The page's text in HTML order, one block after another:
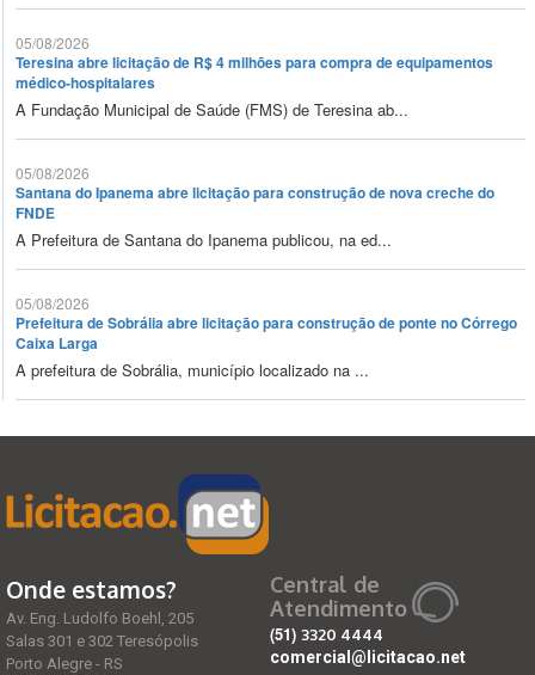
05/08/2026
Teresina abre licitação de R$ 4 milhões para compra de equipamentos
médico-hospitalares
A Fundação Municipal de Saúde (FMS) de Teresina ab...
05/08/2026
Santana do Ipanema abre licitação para construção de nova creche do
FNDE
A Prefeitura de Santana do Ipanema publicou, na ed...
05/08/2026
Prefeitura de Sobrália abre licitação para construção de ponte no Córrego
Caixa Larga
A prefeitura de Sobrália, município localizado na ...
Onde estamos?
Av. Eng. Ludolfo Boehl, 205
Salas 301 e 302 Teresópolis
Porto Alegre - RS
Central de
Atendimento
(51) 3320 4444
comercial@licitacao.net